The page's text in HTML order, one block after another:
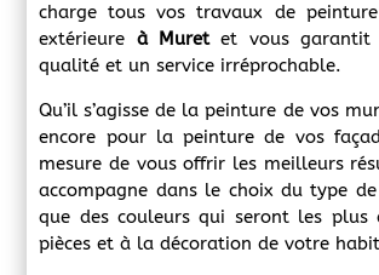
charge tous vos travaux de
extérieure à Muretet vous garantit
qualité et un service irréprochable.
Qu’il s’agisse de la peinture de vos
encore pour la peinture de vos
mesure de vous offrir les meilleurs
accompagne dans le choix du type
que des couleurs qui seront les plus
pièces et à la décoration de votre